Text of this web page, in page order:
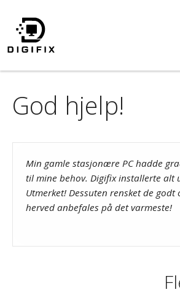
innhold
God hjelp!
Min gamle stasjonære PC hadde
til mine behov. Digifix installerte alt
Utmerket! Dessuten rensket de
herved anbefales på det varmeste!